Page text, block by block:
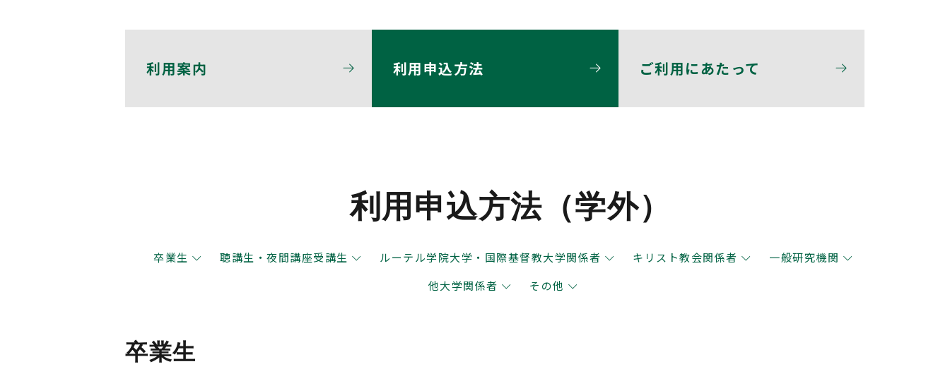
利用案内 利用申込方法 ご利用にあたって
利用申込方法（学外）
卒業生 聴講生・夜間講座受講生 ルーテル学院大学・国際基督教大学関係者 キリスト教会関係者
一般研究機関
他大学関係者
その他
卒業生